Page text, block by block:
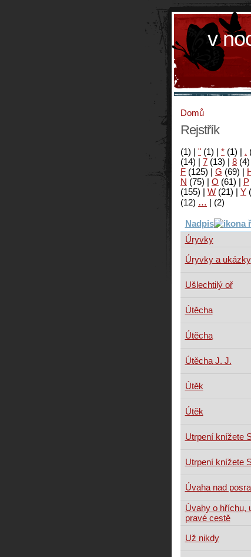
v
Domů
Rejstřík
(1) | " (1) | * (1) | .
(14) | 7 (13) | 8 (4)
F (125) | G (69) |
N (75) | O (61) | P
(155) | W (21) | Y
(2)
|
…
(12)
Nadpis
Úryvky
Úryvky a ukázky
Ušlechtilý oř
Útěcha
Útěcha
Útěcha J. J.
Útěk
Útěk
Utrpení knížete
Utrpení knížete
Úvaha nad
Úvahy o hříchu,
pravé cestě
Už nikdy